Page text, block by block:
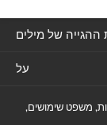
על
נרדפות, משפט שימושים,